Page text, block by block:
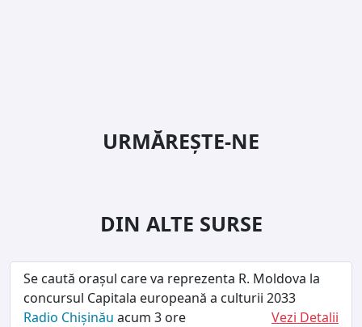
URMĂREȘTE-NE
DIN ALTE SURSE
Se caută orașul care va reprezenta R. Moldova la
concursul Capitala europeană a culturii 2033
Radio Chișinău acum 3 ore
Vezi Detalii